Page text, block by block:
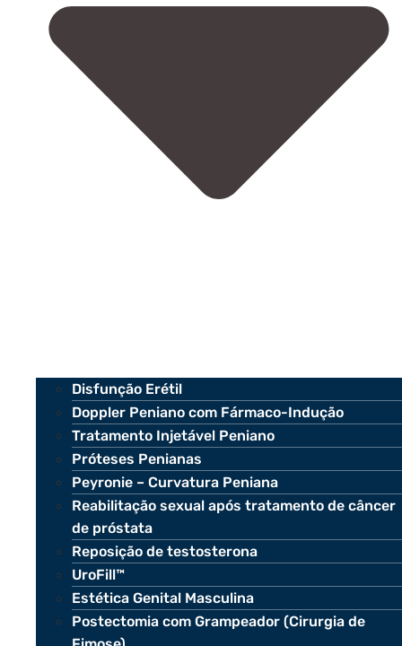
Disfunção Erétil
Doppler Peniano com Fármaco-Indução
Tratamento Injetável Peniano
Próteses Penianas
Peyronie – Curvatura Peniana
Reabilitação sexual após tratamento de câncer
de próstata
Reposição de testosterona
UroFill™
Estética Genital Masculina
Postectomia com Grampeador (Cirurgia de